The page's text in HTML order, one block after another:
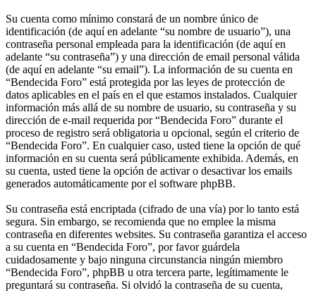
Su cuenta como mínimo constará de un nombre único de
identificación (de aquí en adelante “su nombre de usuario”), una
contraseña personal empleada para la identificación (de aquí en
adelante “su contraseña”) y una dirección de email personal válida
(de aquí en adelante “su email”). La información de su cuenta en
“Bendecida Foro” está protegida por las leyes de protección de
datos aplicables en el país en el que estamos instalados. Cualquier
información más allá de su nombre de usuario, su contraseña y su
dirección de e-mail requerida por “Bendecida Foro” durante el
proceso de registro será obligatoria u opcional, según el criterio de
“Bendecida Foro”. En cualquier caso, usted tiene la opción de qué
información en su cuenta será públicamente exhibida. Además, en
su cuenta, usted tiene la opción de activar o desactivar los emails
generados automáticamente por el software phpBB.
Su contraseña está encriptada (cifrado de una vía) por lo tanto está
segura. Sin embargo, se recomienda que no emplee la misma
contraseña en diferentes websites. Su contraseña garantiza el acceso
a su cuenta en “Bendecida Foro”, por favor guárdela
cuidadosamente y bajo ninguna circunstancia ningún miembro
“Bendecida Foro”, phpBB u otra tercera parte, legítimamente le
preguntará su contraseña. Si olvidó la contraseña de su cuenta,